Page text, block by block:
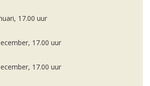
17.00 uur
17.00 uur
17.00 uur